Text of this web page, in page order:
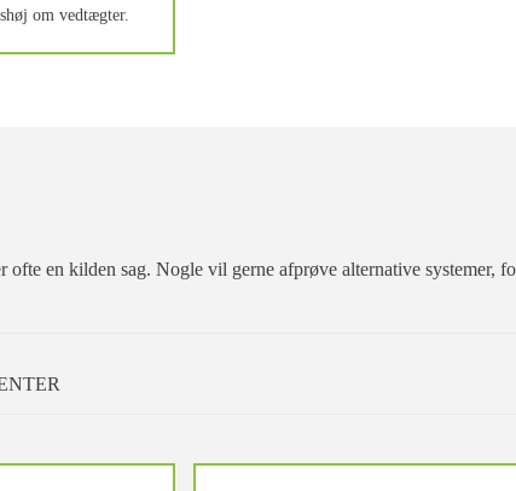
om vedtægter.
en kilden sag. Nogle vil gerne afprøve alternative systemer,